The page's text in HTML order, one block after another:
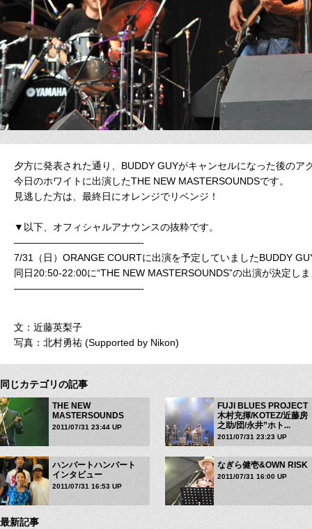
夕方に発表された通り、BUDDY GUYがキャンセルになった後のア
今日のホワイトに出演したTHE NEW MASTERSOUNDSです。
見逃した方は、最終日にオレンジでリベンジ！
▼以下、オフィシャルアナウンスの抜粋です。
—————————————-
7/31（日）ORANGE COURTに出演を予定していましたBUDDY
同日20:50-22:00に“THE NEW MASTERSOUNDS”の出演が決定し
—————————————-
文：近藤英梨子
写真：北村勇祐 (Supported by Nikon)
同じカテゴリの記事
THE NEW
MASTERSOUNDS
2011/07/31 23:44 UP
FUJI BLUES PROJECT
木村充揮/KOTEZ/近藤房
之助/団/永井”ホト...
2011/07/31 23:23 UP
ハンバートハンバート
インタビュー
2011/07/31 16:53 UP
なぎら健壱&OWN RISK
2011/07/31 16:00 UP
最新記事